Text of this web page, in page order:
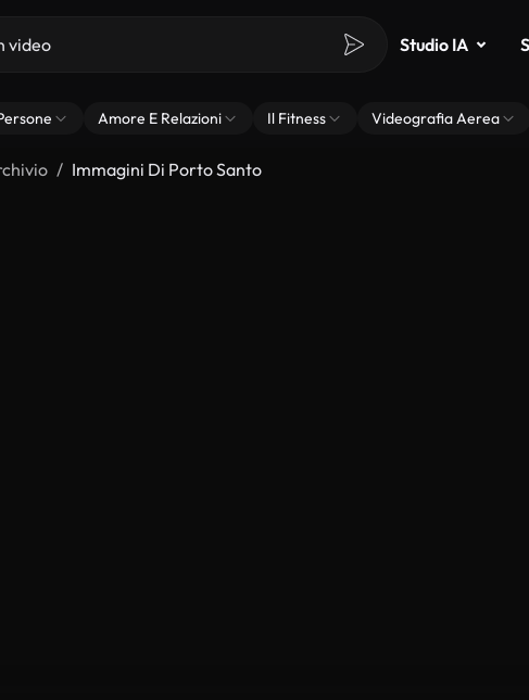
Studio IA
Amore E Relazioni Il Fitness Videografia Aerea
Immagini Di Porto Santo